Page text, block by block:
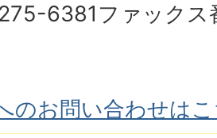
6381ファック
のお問い合わせは